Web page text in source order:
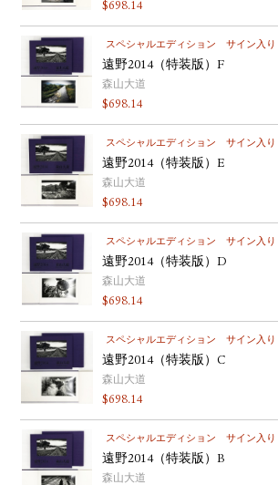
$698.14
スペシャルエディション サイン入り
遠野2014（特装版）F
森山大道
$698.14
スペシャルエディション サイン入り
遠野2014（特装版）E
森山大道
$698.14
スペシャルエディション サイン入り
遠野2014（特装版）D
森山大道
$698.14
スペシャルエディション サイン入り
遠野2014（特装版）C
森山大道
$698.14
スペシャルエディション サイン入り
遠野2014（特装版）B
森山大道